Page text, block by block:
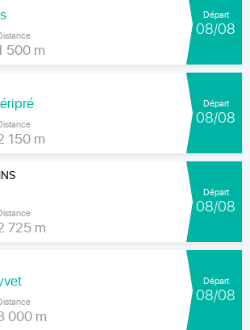
500 m
Départ
08/08
150 m
Départ
08/08
725 m
Départ
08/08
000 m
Départ
08/08